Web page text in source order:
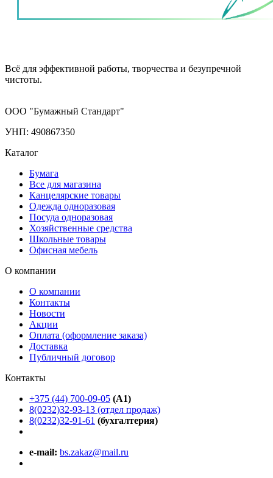
Всё для эффективной работы, творчества и безупречной
чистоты.
ООО "Бумажный Стандарт"
УНП: 490867350
Каталог
Бумага
Все для магазина
Канцелярские товары
Одежда одноразовая
Посуда одноразовая
Хозяйственные средства
Школьные товары
Офисная мебель
О компании
О компании
Контакты
Новости
Акции
Оплата (оформление заказа)
Доставка
Публичный договор
Контакты
+375 (44) 700-09-05 (A1)
8(0232)32-93-13 (отдел продаж)
8(0232)32-91-61 (бухгалтерия)
e-mail: bs.zakaz@mail.ru